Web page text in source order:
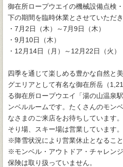
御在所ロープウエイの機械設備点検
下の期間を臨時休業とさせていただき
・7月2日（木）～7月9日（木）
・9月10日（木）
・12月14日（月）～12月22日（火）
四季を通じて楽しめる豊かな自然と
グエリアとして有名な御在所岳（
る御在所ロープウエイ「湯の山温泉
ンベルルームです。たくさんのモン
なさまのご来店をお待ちしています。
そり場、スキー場は営業しています。
※降雪状況により営業休止となること
※モンベル・アウトドア・チャレン
保険は取り扱っていません。